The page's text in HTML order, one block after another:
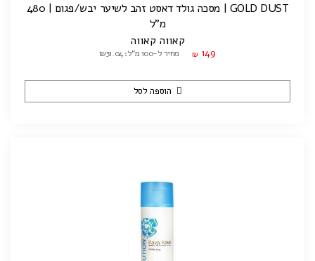
GOLD DUST | מסכה גולד דאסט זהב לשיער יבש/פגום | 480
מ"ל
קאווה קאווה
₪ 149 מחיר ל-100 מ"ל: ₪31.04
הוספה לסל